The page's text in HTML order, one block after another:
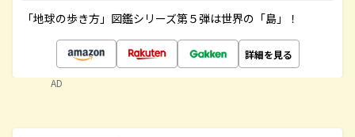
「地球の歩き方」図鑑シリーズ第５弾は世界の「島」！
詳細を見る
AD